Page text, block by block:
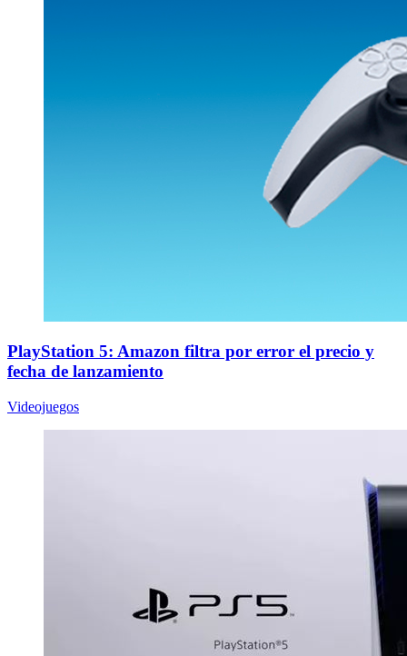
PlayStation 5: Amazon filtra por error el precio y
fecha de lanzamiento
Videojuegos